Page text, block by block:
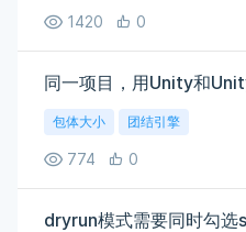
1420 0
包体大小 团结引擎
774 0